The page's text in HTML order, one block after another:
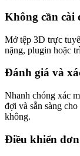
Không cần cài
Mở tệp 3D trực
nặng, plugin hoặc
Đánh giá và
Nhanh chóng xác
đợi và sẵn sàng
không.
Điều khiển